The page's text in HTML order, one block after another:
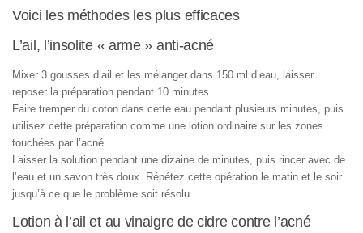
Voici les méthodes les plus efficaces
L’ail, l’insolite « arme » anti-acné
Mixer 3 gousses d’ail et les mélanger dans 150 ml d’eau, laisser
reposer la préparation pendant 10 minutes.
Faire tremper du coton dans cette eau pendant plusieurs minutes, puis
utilisez cette préparation comme une lotion ordinaire sur les zones
touchées par l’acné.
Laisser la solution pendant une dizaine de minutes, puis rincer avec de
l’eau et un savon très doux. Répétez cette opération le matin et le soir
jusqu’à ce que le problème soit résolu.
Lotion à l’ail et au vinaigre de cidre contre l’acné